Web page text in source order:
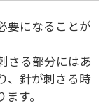
要になることが
さる部分にはあ
、針が刺さる時
す。